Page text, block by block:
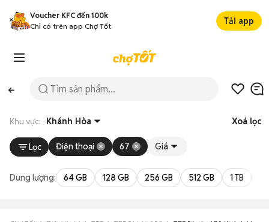
Voucher KFC đến 100k
Chỉ có trên app Chợ Tốt
Tải app
Khu vực: Khánh Hòa Xoá lọc
Lọc Điện thoại 67 Giá
Dung lượng: 64 GB 128 GB 256 GB 512 GB 1 TB